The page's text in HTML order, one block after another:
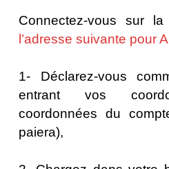
Connectez-vous sur
l’adresse suivante pour
1- Déclarez-vous
entrant vos
coordonnées du
paiera),